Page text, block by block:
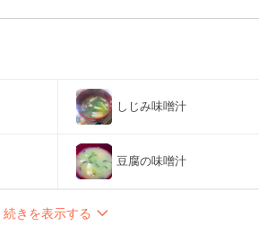
しじみ味噌汁
豆腐の味噌汁
続きを表示する